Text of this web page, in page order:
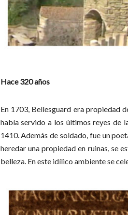
Hace 320 años
En 1703, Bellesguard era propiedad
había servido a los últimos reyes de
1410. Además de soldado, fue un
heredar una propiedad en ruinas, se
belleza. En este idílico ambiente se